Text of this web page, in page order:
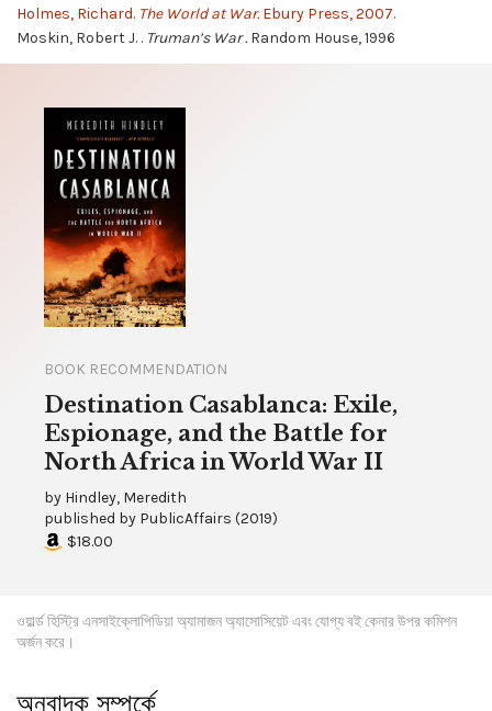
Holmes, Richard. The World at War.Ebury Press, 2007.
Moskin, Robert J. . Truman’s War .Random House, 1996
BOOK RECOMMENDATION
Destination Casablanca: Exile,
Espionage, and the Battle for
North Africa in World War II
by Hindley, Meredith
published by PublicAffairs (2019)
$18.00
ওয়ার্ল্ড হিস্ট্রি এনসাইক্লোপিডিয়া অ্যামাজন অ্যাসোসিয়েট এবং যোগ্য বই কেনার উপর কমিশন
অর্জন করে।
অনুবাদক সম্পর্কে